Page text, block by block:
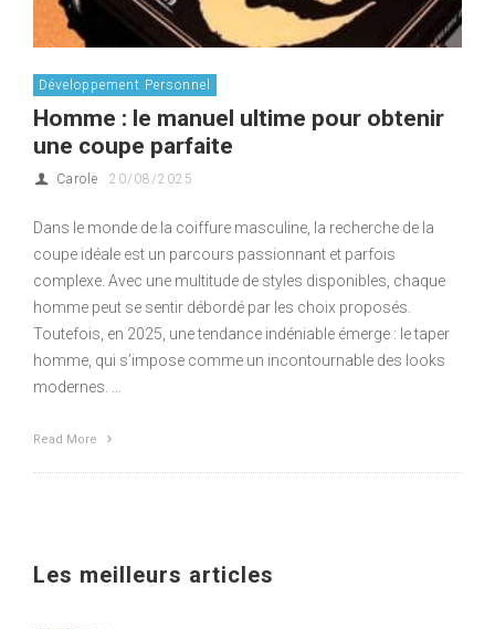
Développement Personnel
Homme : le manuel ultime pour obtenir
une coupe parfaite
Carole 20/08/2025
Dans le monde de la coiffure masculine, la recherche de la
coupe idéale est un parcours passionnant et parfois
complexe. Avec une multitude de styles disponibles, chaque
homme peut se sentir débordé par les choix proposés.
Toutefois, en 2025, une tendance indéniable émerge : le taper
homme, qui s’impose comme un incontournable des looks
modernes. …
Read More
Les meilleurs articles